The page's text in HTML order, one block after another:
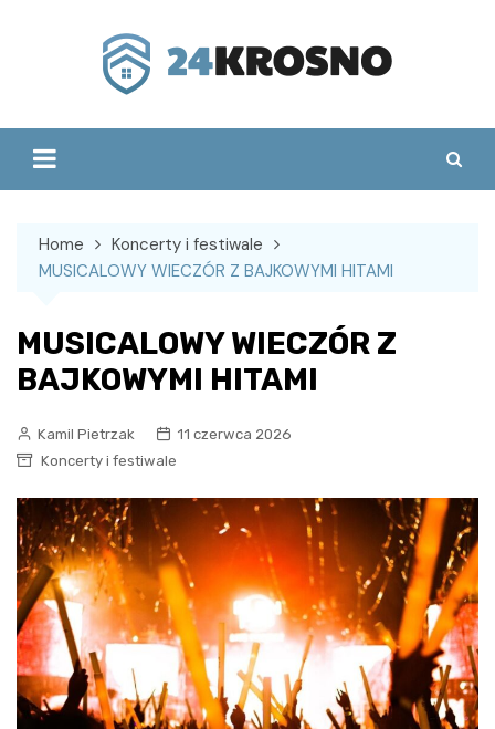
Home
Koncerty i festiwale
MUSICALOWY WIECZÓR Z BAJKOWYMI HITAMI
MUSICALOWY WIECZÓR Z
BAJKOWYMI HITAMI
Kamil Pietrzak
11 czerwca 2026
Koncerty i festiwale